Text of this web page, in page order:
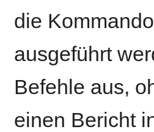
die
ausgeführt
Befehle aus,
einen Bericht